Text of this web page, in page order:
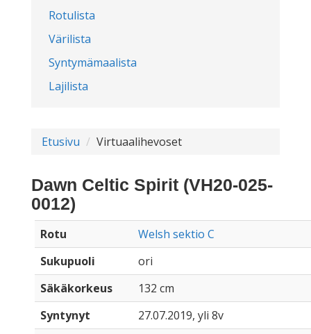
Rotulista
Värilista
Syntymämaalista
Lajilista
Etusivu Virtuaalihevoset
Dawn Celtic Spirit (VH20-025-
0012)
Rotu
Welsh sektio C
Sukupuoli
ori
Säkäkorkeus
132 cm
Syntynyt
27.07.2019, yli 8v